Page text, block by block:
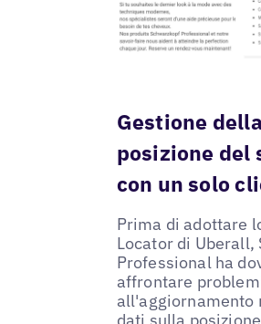
Gestione
posizione del
con un solo
Prima di adottare
Locator di Uberall,
Professional ha
affrontare
all'aggiornamento
dati sulla